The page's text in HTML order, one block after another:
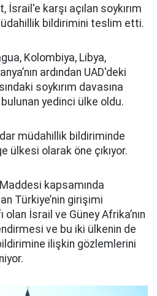
İsrail'e karşı açılan soykırım
bildirimini teslim etti.
Kolombiya, Libya,
ardından UAD'deki
soykırım davasına
yedinci ülke oldu.
müdahillik bildiriminde
ülkesi olarak öne çıkıyor.
kapsamında
Türkiye’nin girişimi
olan İsrail ve Güney Afrika’nın
ve bu iki ülkenin de
ilişkin gözlemlerini